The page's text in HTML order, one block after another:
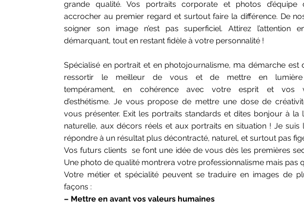
grande qualité. Vos portraits corporate et photos d’équipe
accrocher au premier regard et surtout faire la différence. De
soigner son image n’est pas superficiel. Attirez l’attention
démarquant, tout en restant fidèle à votre personnalité !
Spécialisé en portrait et en photojournalisme, ma démarche est
ressortir le meilleur de vous et de mettre en
tempérament,en cohérence avec votre esprit et vos
d’esthétisme. Je vous propose de mettre une dose de
vous présenter. Exit les portraits standards et dites bonjour à la
naturelle, aux décors réels et aux portraits en situation ! Je suis
répondre à un résultat plus décontracté, naturel, et surtout pas
Vos futurs clients se font une idée de vous dès les premières
Une photo de qualité montrera votre professionnalisme mais pas
Votre métier et spécialité peuvent se traduire en images de
façons :
– Mettre en avant vos valeurs humaines